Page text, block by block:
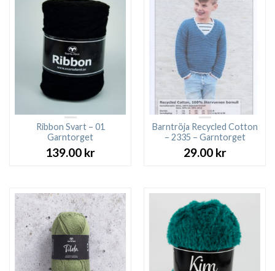
Ribbon Svart – 01
Garntorget
139.00 kr
Barntröja Recycled Cotton
– 2335 – Garntorget
29.00 kr